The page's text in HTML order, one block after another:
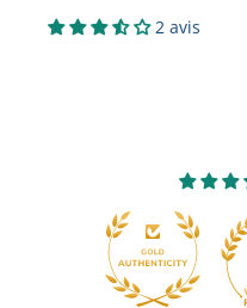
Chipset
Gamme
fonctionnelle
2 avis